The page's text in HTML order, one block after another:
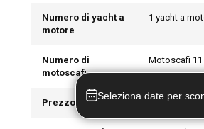
Numero di yacht a
motore
1 yacht a
Numero di
motoscafi
Motoscafi
Prezzo minimo 143 € al
Seleziona date per